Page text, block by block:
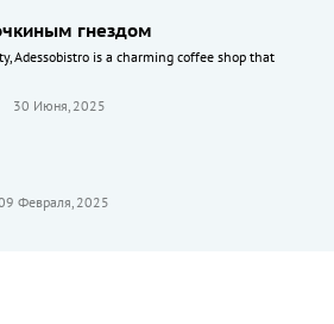
гнездом
Adessobistro is a charming coffee shop that
30 Июня, 2025
Февраля, 2025